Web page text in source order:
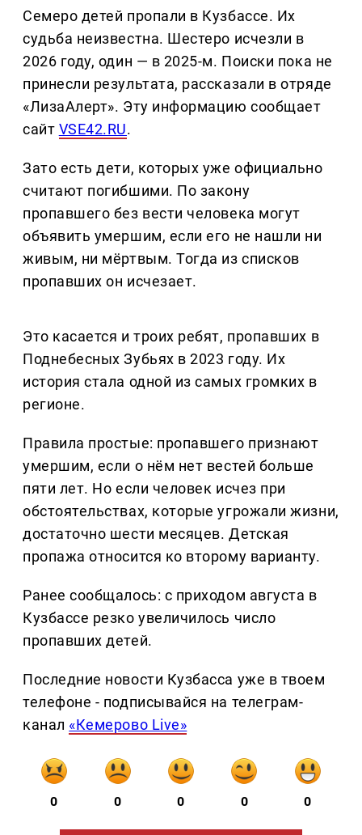
Семеро детей пропали в Кузбассе. Их
судьба неизвестна. Шестеро исчезли в
2026 году, один — в 2025-м. Поиски пока не
принесли результата, рассказали в отряде
«ЛизаАлерт». Эту информацию сообщает
сайт VSE42.RU.
Зато есть дети, которых уже официально
считают погибшими. По закону
пропавшего без вести человека могут
объявить умершим, если его не нашли ни
живым, ни мёртвым. Тогда из списков
пропавших он исчезает.
Это касается и троих ребят, пропавших в
Поднебесных Зубьях в 2023 году. Их
история стала одной из самых громких в
регионе.
Правила простые: пропавшего признают
умершим, если о нём нет вестей больше
пяти лет. Но если человек исчез при
обстоятельствах, которые угрожали жизни,
достаточно шести месяцев. Детская
пропажа относится ко второму варианту.
Ранее сообщалось: с приходом августа в
Кузбассе резко увеличилось число
пропавших детей.
Последние новости Кузбасса уже в твоем
телефоне - подписывайся на телеграм-
канал «Кемерово Live»
0 0 0 0 0